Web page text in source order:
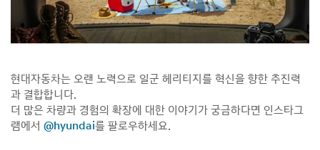
현대자동차는 오랜 노력으로 일군 헤리티지를 혁신을 향한 추진력
과 결합합니다.
더 많은 차량과 경험의 확장에 대한 이야기가 궁금하다면 인스타그
램에서 @hyundai를 팔로우하세요.